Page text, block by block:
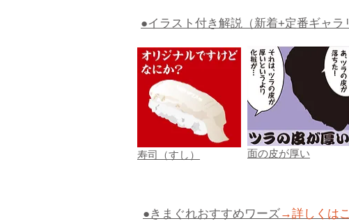
●イラスト付き解説（新着+定番ギャラ
寿司（すし） 面の皮が厚い
●きまぐれおすすめワーズ→詳しくは